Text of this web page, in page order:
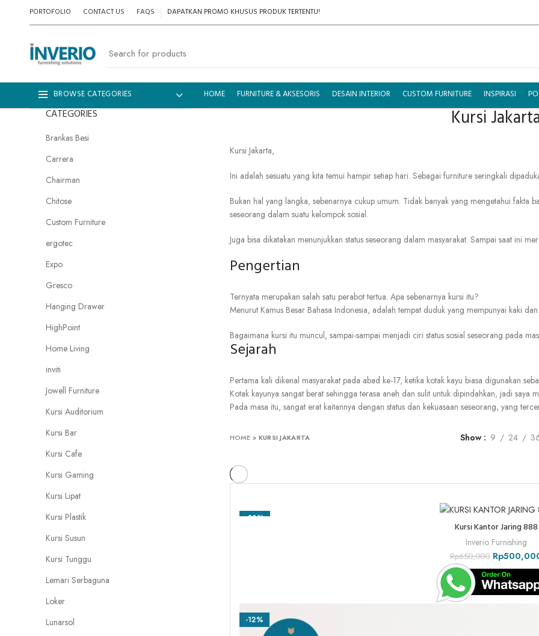
PORTOFOLIO CONTACT US FAQS DAPATKAN PROMO KHUSUS PRODUK TERTENTU!
BROWSE CATEGORIES HOME FURNITURE & AKSESORIS DESAIN INTERIOR CUSTOM FURNITURE INSPIRASI
CATEGORIES
Brankas Besi
Carrera
Chairman
Chitose
Custom Furniture
ergotec
Expo
Gresco
Hanging Drawer
HighPoint
Home Living
inviti
Jowell Furniture
Kursi Auditorium
Kursi Bar
Kursi Cafe
Kursi Gaming
Kursi Lipat
Kursi Plastik
Kursi Susun
Kursi Tunggu
Lemari Serbaguna
Loker
Lunarsol
Kursi
Kursi Jakarta,
Ini adalah sesuatu yang kita temui hampir setiap hari. Sebagai furniture seringkali
Bukan hal yang langka, sebenarnya cukup umum. Tidak banyak yang mengetahui fakta
seseorang dalam suatu kelompok sosial.
Juga bisa dikatakan menunjukkan status seseorang dalam masyarakat. Sampai saat ini m
Pengertian
Ternyata merupakan salah satu perabot tertua. Apa sebenarnya kursi itu?
Menurut Kamus Besar Bahasa Indonesia, adalah tempat duduk yang mempunyai kaki dan
Bagaimana kursi itu muncul, sampai-sampai menjadi ciri status sosial seseorang pada
Sejarah
Pertama kali dikenal masyarakat pada abad ke-17, ketika kotak kayu biasa digunakan
Kotak kayunya sangat berat sehingga terasa aneh dan sulit untuk dipindahkan, jadi saya
Pada masa itu, sangat erat kaitannya dengan status dan kekuasaan seseorang, yang
HOME » KURSI JAKARTA Show 9 24
-23%
Kursi Kantor Jaring 888
Inverio Furnishing
Rp650,000 Rp
-12%